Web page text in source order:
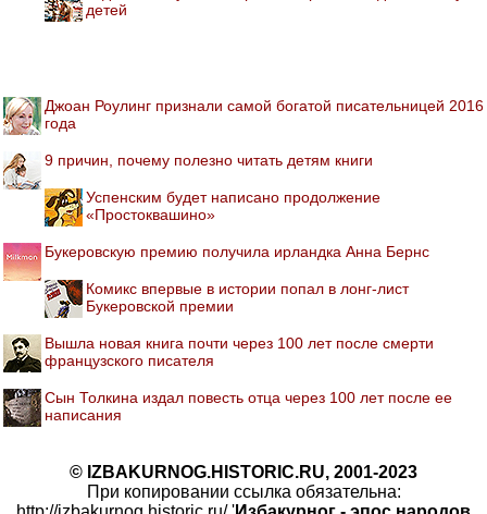
детей
Джоан Роулинг признали самой богатой писательницей 2016
года
9 причин, почему полезно читать детям книги
Успенским будет написано продолжение
«Простоквашино»
Букеровскую премию получила ирландка Анна Бернс
Комикс впервые в истории попал в лонг-лист
Букеровской премии
Вышла новая книга почти через 100 лет после смерти
французского писателя
Сын Толкина издал повесть отца через 100 лет после ее
написания
© IZBAKURNOG.HISTORIC.RU, 2001-2023
При копировании ссылка обязательна: